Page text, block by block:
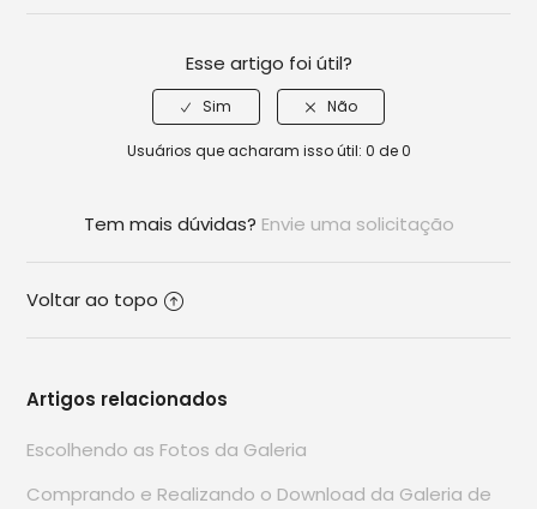
Esse artigo foi útil?
Usuários que acharam isso útil: 0 de 0
Tem mais dúvidas? Envie uma solicitação
Voltar ao topo
Artigos relacionados
Escolhendo as Fotos da Galeria
Comprando e Realizando o Download da Galeria de